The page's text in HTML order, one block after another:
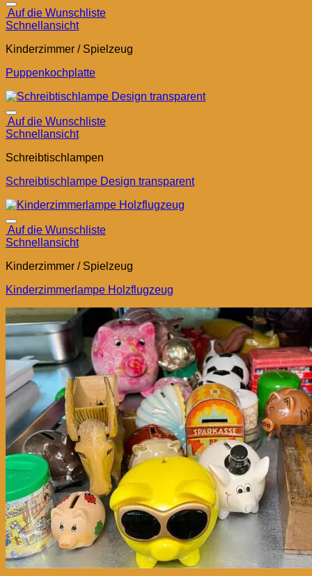
Auf die Wunschliste
Schnellansicht
Kinderzimmer / Spielzeug
Puppenkochplatte
Auf die Wunschliste
Schnellansicht
Schreibtischlampen
Schreibtischlampe Design transparent
Auf die Wunschliste
Schnellansicht
Kinderzimmer / Spielzeug
Kinderzimmerlampe Holzflugzeug